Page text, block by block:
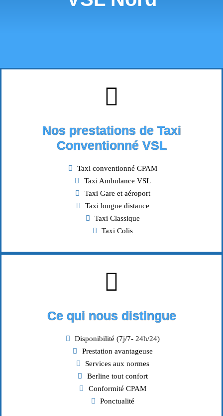
Nos prestations de Taxi
Conventionné VSL
Taxi conventionné CPAM
Taxi Ambulance VSL
Taxi Gare et aéroport
Taxi longue distance
Taxi Classique
Taxi Colis
Ce qui nous distingue
Disponibilité (7j/7- 24h/24)
Prestation avantageuse
Services aux normes
Berline tout confort
Conformité CPAM
Ponctualité